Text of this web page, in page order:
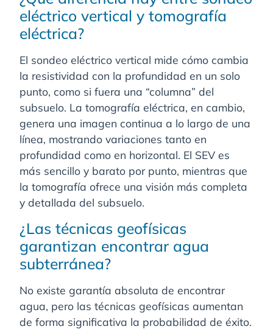
eléctrico vertical y tomografía
eléctrica?
El sondeo eléctrico vertical mide cómo cambia
la resistividad con la profundidad en un solo
punto, como si fuera una “columna” del
subsuelo. La tomografía eléctrica, en cambio,
genera una imagen continua a lo largo de una
línea, mostrando variaciones tanto en
profundidad como en horizontal. El SEV es
más sencillo y barato por punto, mientras que
la tomografía ofrece una visión más completa
y detallada del subsuelo.
¿Las técnicas geofísicas
garantizan encontrar agua
subterránea?
No existe garantía absoluta de encontrar
agua, pero las técnicas geofísicas aumentan
de forma significativa la probabilidad de éxito.